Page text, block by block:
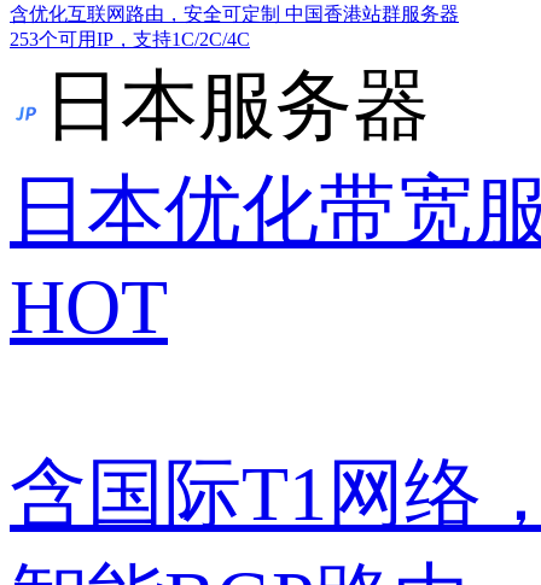
含优化互联网路由，安全可定制 中国香港站群服务器
253个可用IP，支持1C/2C/4C
日本服务器
日本优化带宽
HOT
含国际T1网络